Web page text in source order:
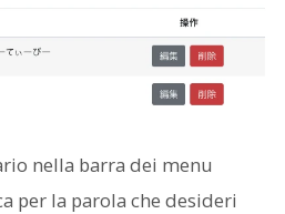
nella barra dei menu
per la parola che desideri